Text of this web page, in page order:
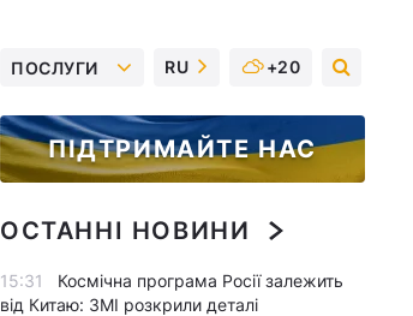
ПОСЛУГИ RU +20
ПІДТРИМАЙТЕ НАС
ОСТАННІ НОВИНИ
15:31
Космічна програма Росії залежить
від Китаю: ЗМІ розкрили деталі